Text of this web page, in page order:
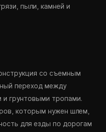
пыли, камней и
со съемным
переход между
грунтовыми тропами.
которым нужен шлем,
для езды по дорогам